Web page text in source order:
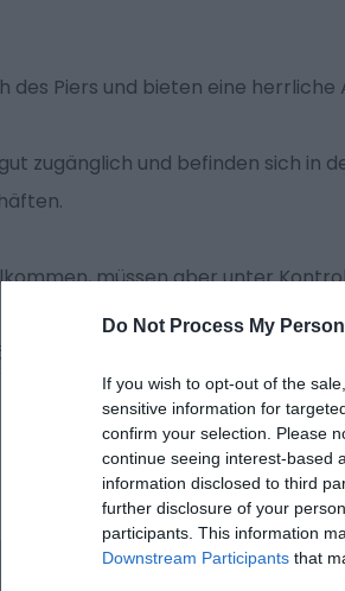
Do Not Process My
If you wish to opt-out of the
sensitive information for
confirm your selection. Please
continue seeing interest-based
information disclosed to third
further disclosure of your
participants. This information
Downstream Participants that
des Piers und bieten eine
zugänglich und befinden sich in
müssen aber unter
nicht lebensbewacht sind